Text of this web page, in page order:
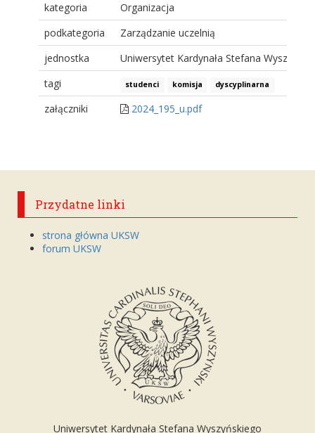
kategoria
Organizacja
podkategoria
Zarządzanie uczelnią
jednostka
Uniwersytet Kardynała Stefana
tagi
studenci komisja dyscyplinarna
załączniki 2024_195_u.pdf
Przydatne linki
strona główna UKSW
forum UKSW
Uniwersytet Kardynała Stefana Wyszyńskiego